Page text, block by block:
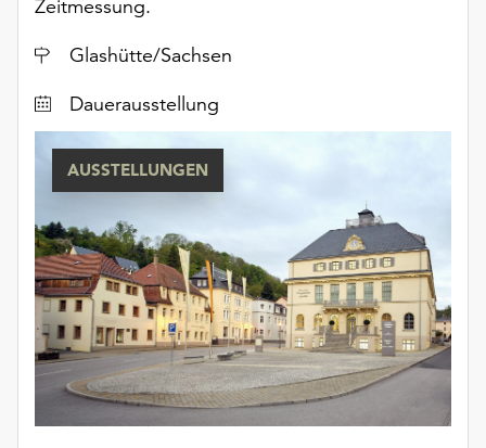
Zeitmessung.
Ort
Glashütte/Sachsen
Dauerausstellung
AUSSTELLUNGEN